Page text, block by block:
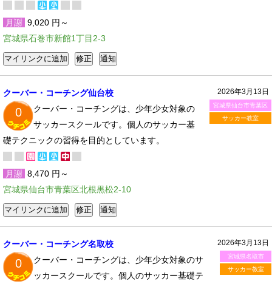
月謝 9,020 円～
宮城県石巻市新館1丁目2-3
2026年3月13日
宮城県仙台市青葉区
サッカー教室
クーバー・コーチング仙台校
0
クーバー・コーチングは、少年少女対象の
サッカースクールです。個人のサッカー基
礎テクニックの習得を目的としています。
月謝 8,470 円～
宮城県仙台市青葉区北根黒松2-10
2026年3月13日
宮城県名取市
サッカー教室
クーバー・コーチング名取校
0
クーバー・コーチングは、少年少女対象のサ
ッカースクールです。個人のサッカー基礎テ